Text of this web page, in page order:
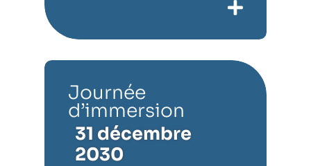
Journée
d’immersion
31 décembre
2030